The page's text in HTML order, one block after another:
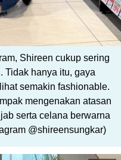
Shireen cukup sering
Tidak hanya itu, gaya
semakin fashionable.
mengenakan atasan
serta celana berwarna
@shireensungkar)